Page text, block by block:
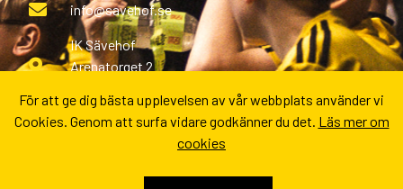
info@savehof.se
IK Sävehof
Arenatorget 2
Fler kontaktvägar
För att ge dig bästa upplevelsen av vår webbplats använder vi
Cookies. Genom att surfa vidare godkänner du det. Läs mer om
cookies